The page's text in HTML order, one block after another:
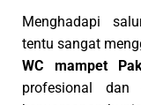
Menghadapi
tentu sangat
WC mampet
profesional dan